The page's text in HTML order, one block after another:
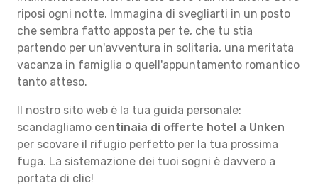
riposi ogni notte. Immagina di svegliarti in un posto
che sembra fatto apposta per te, che tu stia
partendo per un'avventura in solitaria, una meritata
vacanza in famiglia o quell'appuntamento romantico
tanto atteso.
Il nostro sito web è la tua guida personale:
scandagliamo centinaia di offerte hotel a Unken
per scovare il rifugio perfetto per la tua prossima
fuga. La sistemazione dei tuoi sogni è davvero a
portata di clic!